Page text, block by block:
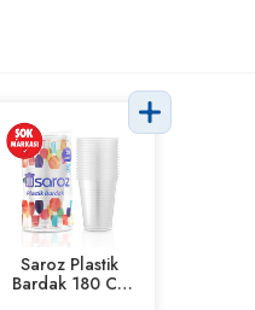
Saroz Plastik
Bardak 180 Cc